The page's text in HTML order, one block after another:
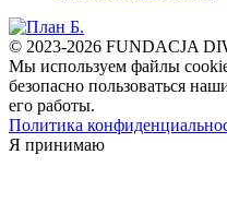
© 2023-2026 FUNDACJA
Мы используем файлы
безопасно пользоваться
его работы.
Политика
Я принимаю